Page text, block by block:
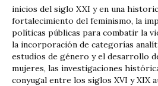
inicios del siglo XXI y en una
fortalecimiento del feminismo, la
políticas públicas para combatir la
la incorporación de categorías
estudios de género y el desarrollo
mujeres, las investigaciones
conyugal entre los siglos XVI y XIX